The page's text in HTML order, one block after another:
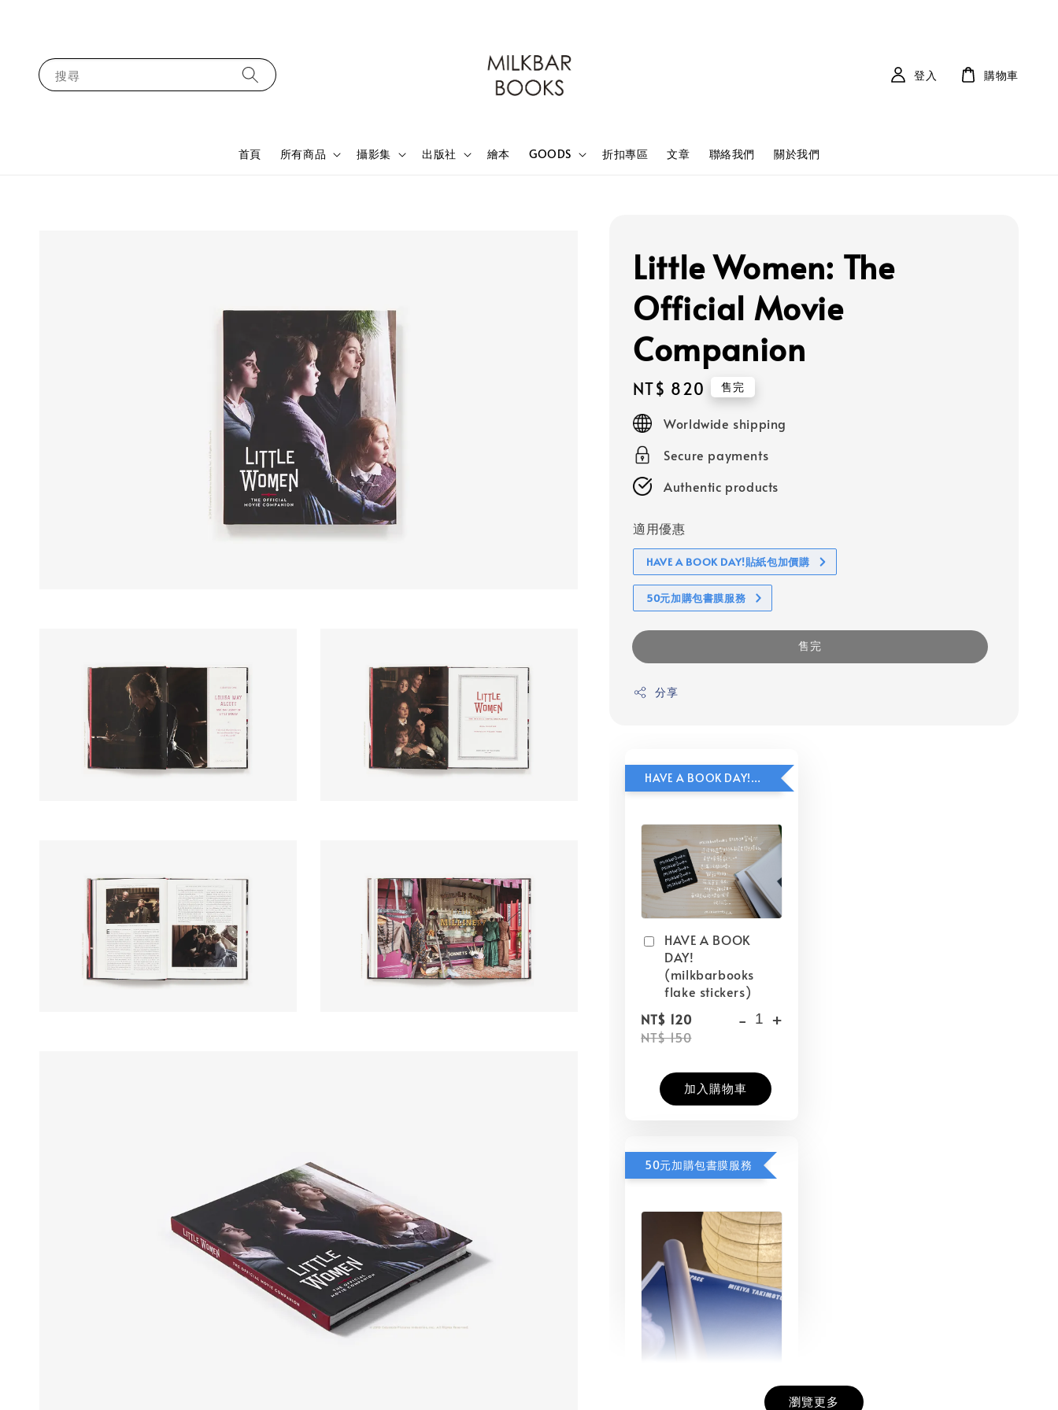
搜尋
首頁 所有商品 攝影集 出版社 繪本 GOODS 折扣專區 文章 聯絡我們 關於我們
登入 購物車
Little Women: The
Official Movie
Companion
Regular
price
NT$ 820 售完
Worldwide shipping
Secure payments
Authentic products
適用優惠
HAVE A BOOK DAY!貼紙包加價購
50元加購包書膜服務
售完
分享
HAVE A BOOK DAY!貼紙包加價購
HAVE A BOOK
DAY!
(milkbarbooks
flake stickers)
NT$ 120
NT$ 150
- +
加入購物車
50元加購包書膜服務
瀏覽更多